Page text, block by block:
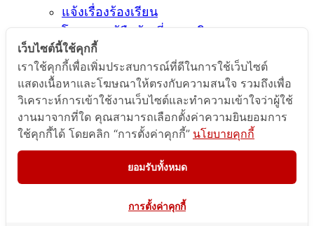
แจ้งเรื่องร้องเรียน
โครงการผู้ถือหุ้นเยี่ยมชมกิจการ
Contact With us
Get In Touch
เว็บไซต์นี้ใช้คุกกี้
เราใช้คุกกี้เพื่อเพิ่มประสบการณ์ที่ดีในการใช้เว็บไซต์
แสดงเนื้อหาและโฆษณาให้ตรงกับความสนใจ รวมถึงเพื่อ
วิเคราะห์การเข้าใช้งานเว็บไซต์และทำความเข้าใจว่าผู้ใช้
งานมาจากที่ใด คุณสามารถเลือกตั้งค่าความยินยอมการ
ใช้คุกกี้ได้ โดยคลิก “การตั้งค่าคุกกี้” นโยบายคุกกี้
ยอมรับทั้งหมด
การตั้งค่าคุกกี้